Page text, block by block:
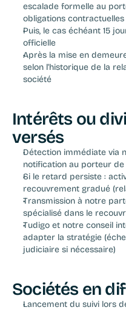
escalade formelle au
obligations
Puis, le cas échéant 15
officielle
Après la mise en
selon l'historique de la
société
Intérêts ou
versés
Détection immédiate via
notification au porteur
Si le retard persiste :
recouvrement gradué
Transmission à notre
spécialisé dans le
Tudigo et notre conseil
adapter la stratégie
judiciaire si nécessaire)
Sociétés en
Lancement du suivi lors